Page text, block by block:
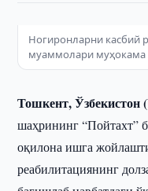
Ногиронларни касбий
муаммолари муҳокама
Тошкент, Ўзбекистон
шаҳрининг “Пойтахт”
оқилона ишга
реабилитациянинг